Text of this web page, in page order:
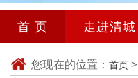
首 页 走进清城
您现在的位置： 首页 >